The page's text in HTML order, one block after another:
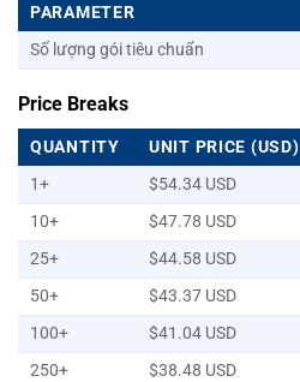
PARAMETER
Số lượng gói tiêu chuẩn
Price Breaks
QUANTITY UNIT PRICE (USD)
1+
$54.34 USD
10+
$47.78 USD
25+
$44.58 USD
50+
$43.37 USD
100+
$41.04 USD
250+
$38.48 USD